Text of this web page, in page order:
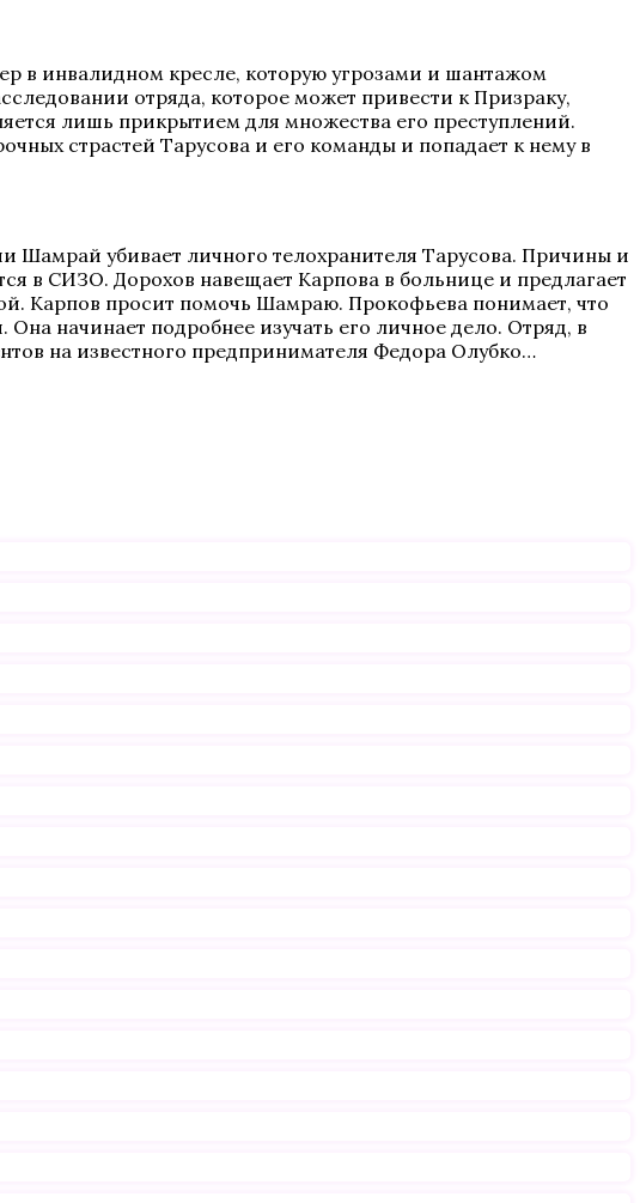
в инвалидном кресле, которую угрозами и шантажом
отряда, которое может привести к Призраку,
лишь прикрытием для множества его преступлений.
страстей Тарусова и его команды и попадает к нему в
Шамрай убивает личного телохранителя Тарусова. Причины и
в СИЗО. Дорохов навещает Карпова в больнице и предлагает
Карпов просит помочь Шамраю. Прокофьева понимает, что
начинает подробнее изучать его личное дело. Отряд, в
на известного предпринимателя Федора Олубко…